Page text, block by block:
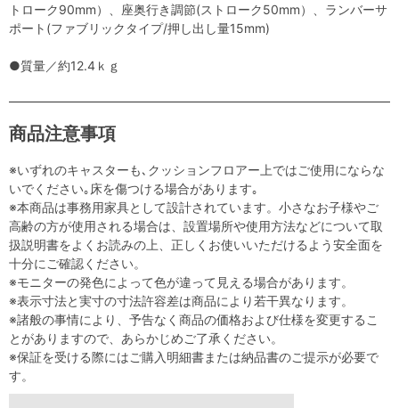
トローク90mm）、座奥行き調節(ストローク50mm）、ランバーサ
ポート(ファブリックタイプ/押し出し量15mm)
●質量／約12.4ｋｇ
商品注意事項
※いずれのキャスターも､クッションフロアー上ではご使用にならな
いでください｡床を傷つける場合があります｡
※本商品は事務用家具として設計されています。小さなお子様やご
高齢の方が使用される場合は、設置場所や使用方法などについて取
扱説明書をよくお読みの上、正しくお使いいただけるよう安全面を
十分にご確認ください。
※モニターの発色によって色が違って見える場合があります。
※表示寸法と実寸の寸法許容差は商品により若干異なります。
※諸般の事情により、予告なく商品の価格および仕様を変更するこ
とがありますので、あらかじめご了承ください。
※保証を受ける際にはご購入明細書または納品書のご提示が必要で
す。